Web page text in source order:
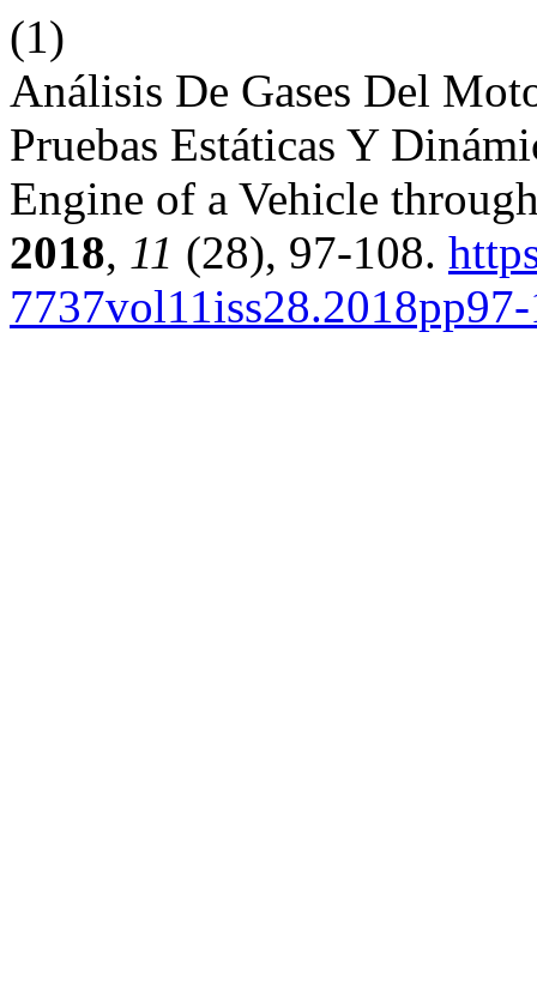
(1)
Análisis De Gases Del
Pruebas Estáticas Y
Engine of a Vehicle
2018, 11 (28), 97-108.